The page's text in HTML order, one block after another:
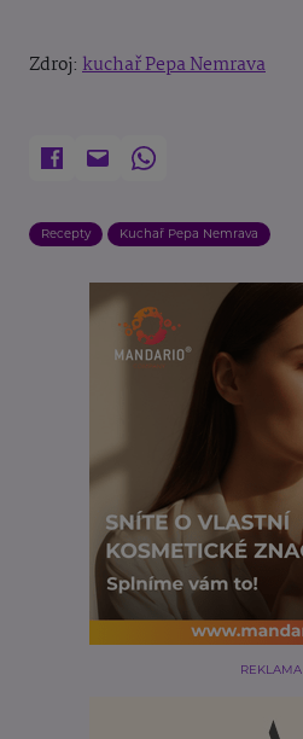
Zdroj: kuchař Pepa Nemrava
Recepty Kuchař Pepa Nemrava
REKLAMA